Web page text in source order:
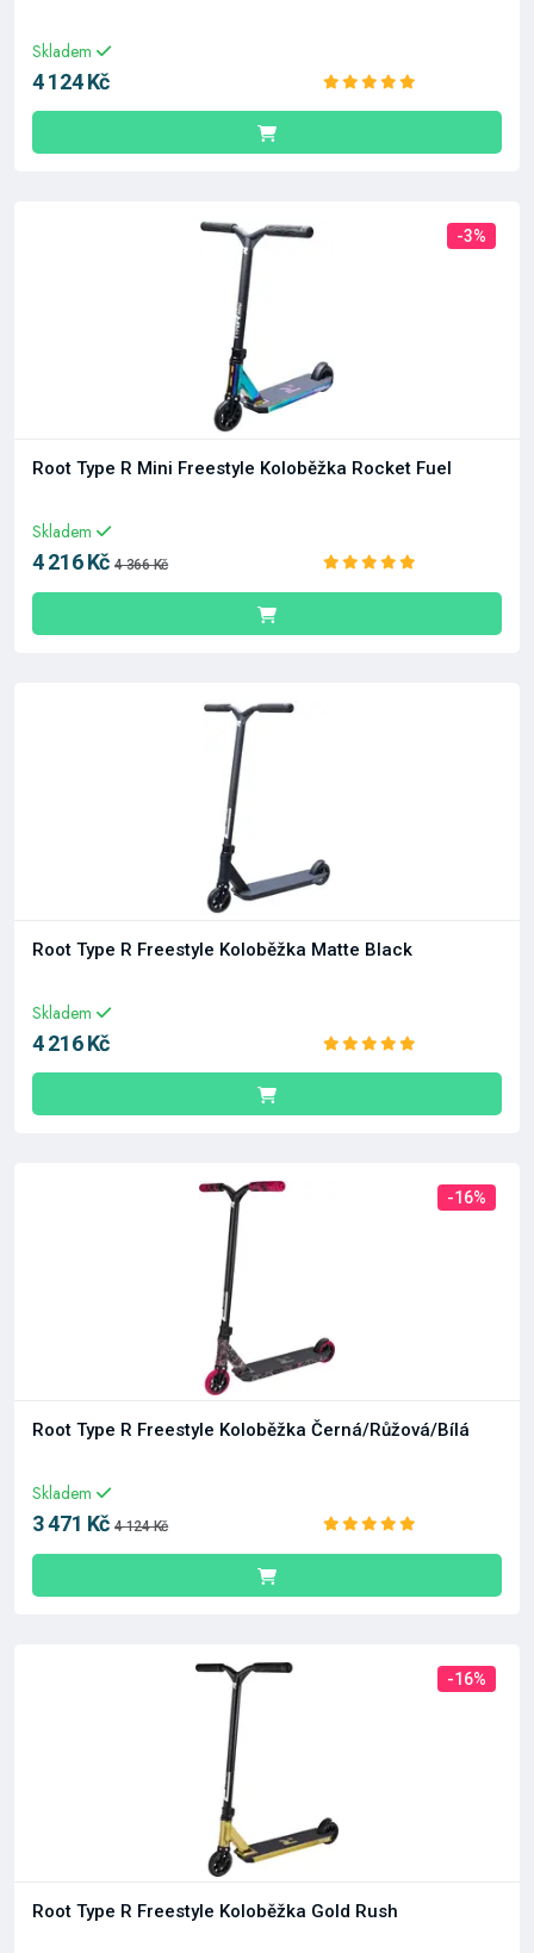
Skladem
4 124 Kč
-3%
Root Type R Mini Freestyle Koloběžka Rocket Fuel
Skladem
4 216 Kč 4 366 Kč
Root Type R Freestyle Koloběžka Matte Black
Skladem
4 216 Kč
-16%
Root Type R Freestyle Koloběžka Černá/Růžová/Bílá
Skladem
3 471 Kč 4 124 Kč
-16%
Root Type R Freestyle Koloběžka Gold Rush